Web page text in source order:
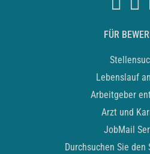
FÜR
Lebenslauf
Arbeitgeber
Arzt und
JobMail
Durchsuchen Sie